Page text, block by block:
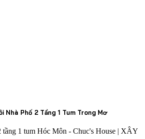
Nhà Phố 2 Tầng 1 Tum Trong Mơ